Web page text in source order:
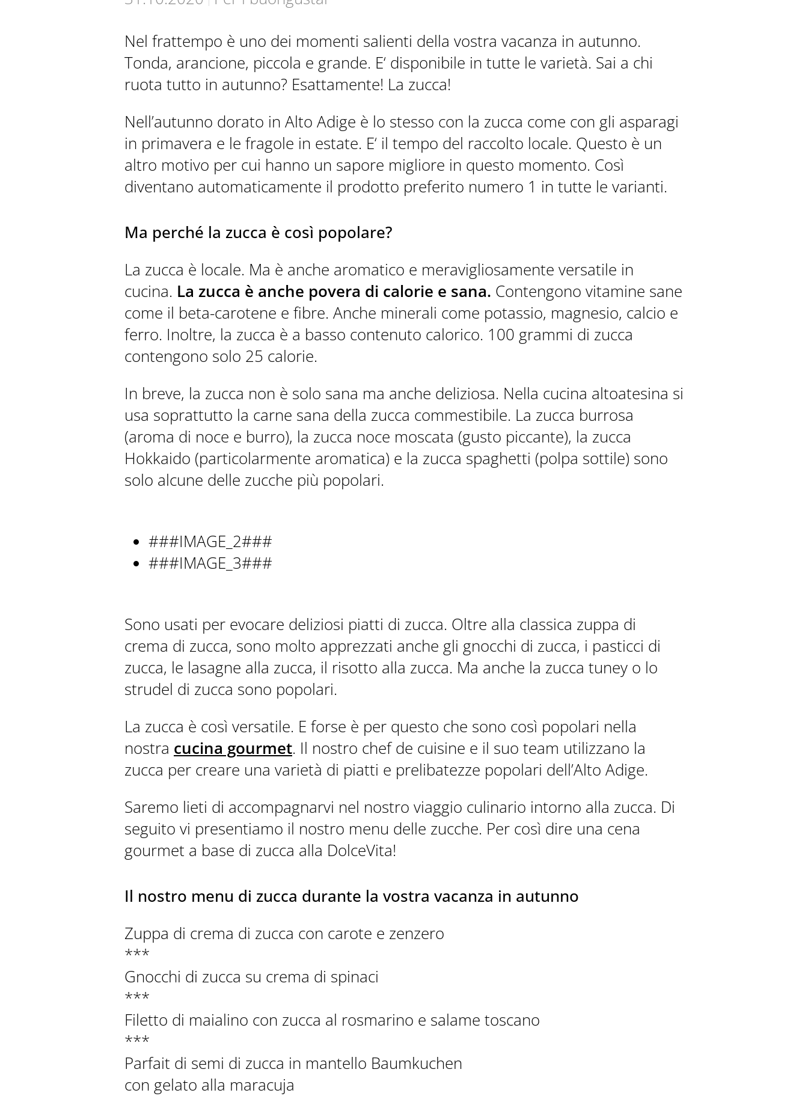
MOVIMENTO OFFERS
LAST MINUTE BUONI REGALI
Nel frattempo è uno dei momenti salienti della vostra vacanza in autunno.
Tonda, arancione, piccola e grande. E‘ disponibile in tutte le varietà. Sai a chi
ruota tutto in autunno? Esattamente! La zucca!
Nell’autunno dorato in Alto Adige è lo stesso con la zucca come con gli asparagi
in primavera e le fragole in estate. E‘ il tempo del raccolto locale. Questo è un
altro motivo per cui hanno un sapore migliore in questo momento. Così
diventano automaticamente il prodotto preferito numero 1 in tutte le varianti.
Ma perché la zucca è così popolare?
La zucca è locale. Ma è anche aromatico e meravigliosamente versatile in
cucina. La zucca è anche povera di calorie e sana. Contengono vitamine sane
come il beta-carotene e fibre. Anche minerali come potassio, magnesio, calcio e
ferro. Inoltre, la zucca è a basso contenuto calorico. 100 grammi di zucca
contengono solo 25 calorie.
In breve, la zucca non è solo sana ma anche deliziosa. Nella cucina altoatesina si
usa soprattutto la carne sana della zucca commestibile. La zucca burrosa
(aroma di noce e burro), la zucca noce moscata (gusto piccante), la zucca
Hokkaido (particolarmente aromatica) e la zucca spaghetti (polpa sottile) sono
solo alcune delle zucche più popolari.
###IMAGE_2###
###IMAGE_3###
Sono usati per evocare deliziosi piatti di zucca. Oltre alla classica zuppa di
crema di zucca, sono molto apprezzati anche gli gnocchi di zucca, i pasticci di
zucca, le lasagne alla zucca, il risotto alla zucca. Ma anche la zucca tuney o lo
strudel di zucca sono popolari.
La zucca è così versatile. E forse è per questo che sono così popolari nella
nostra cucina gourmet. Il nostro chef de cuisine e il suo team utilizzano la
zucca per creare una varietà di piatti e prelibatezze popolari dell’Alto Adige.
Saremo lieti di accompagnarvi nel nostro viaggio culinario intorno alla zucca. Di
seguito vi presentiamo il nostro menu delle zucche. Per così dire una cena
gourmet a base di zucca alla DolceVita!
Il nostro menu di zucca durante la vostra vacanza in autunno
Zuppa di crema di zucca con carote e zenzero
***
Gnocchi di zucca su crema di spinaci
***
Filetto di maialino con zucca al rosmarino e salame toscano
***
Parfait di semi di zucca in mantello Baumkuchen
con gelato alla maracuja